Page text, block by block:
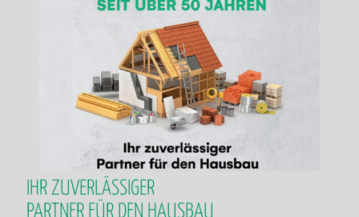
IHR ZUVERLÄSSIGER
PARTNER FÜR DEN HAUSBAU